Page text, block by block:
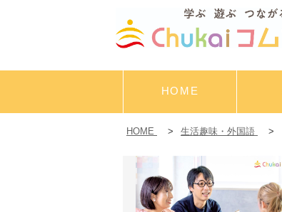
HOME
HOME > 生活趣味・外国語 >